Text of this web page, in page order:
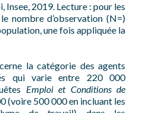
Insee, 2019. Lecture : pour les
nombre d’observation (N=)
une fois appliquée la
la catégorie des agents
qui varie entre 220 000
Emploi et Conditions de
(voire 500 000 en incluant les